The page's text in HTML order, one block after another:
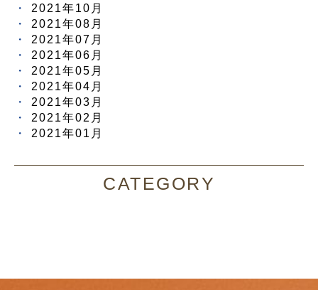
2021年10月
2021年08月
2021年07月
2021年06月
2021年05月
2021年04月
2021年03月
2021年02月
2021年01月
CATEGORY